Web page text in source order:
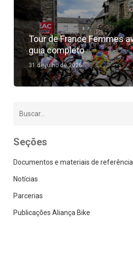
Tour de France Femmes
guia completo
31 de julho de 2026
Seções
Documentos e materiais de referência
Notícias
Parcerias
Publicações Aliança Bike